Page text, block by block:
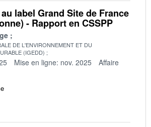
label Grand Site de France
- Rapport en CSSPP
DE L'ENVIRONNEMENT ET DU
(IGEDD)
Mise en ligne: nov. 2025
Affaire